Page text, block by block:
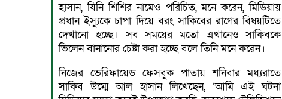
হাসান, যিনি শিশির নামেও পরিচিত, মনে করেন, মিডিয়ায়
প্রধান ইস্যুকে চাপা দিয়ে বরং সাকিবের রাগের বিষয়টিতে
দেখানো হচ্ছে। সব সময়ের মতো এখানেও সাকিবকে
ভিলেন বানানোর চেষ্টা করা হচ্ছে বলে তিনি মনে করেন।
নিজের ভেরিফায়েড ফেসবুক পাতায় শনিবার মধ্যরাতে
সাকিব উম্মে আল হাসান লিখেছেন, ‘আমি এই ঘটনা